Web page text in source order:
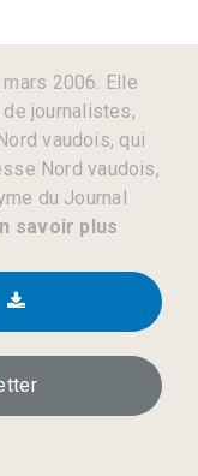
2006. Elle
journalistes,
vaudois, qui
Nord vaudois,
du Journal
savoir plus